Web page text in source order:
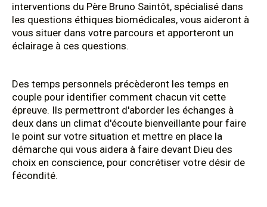
interventions du Père Bruno Saintôt, spécialisé dans
les questions éthiques biomédicales, vous aideront à
vous situer dans votre parcours et apporteront un
éclairage à ces questions.
Des temps personnels précèderont les temps en
couple pour identifier comment chacun vit cette
épreuve. Ils permettront d'aborder les échanges à
deux dans un climat d'écoute bienveillante pour faire
le point sur votre situation et mettre en place la
démarche qui vous aidera à faire devant Dieu des
choix en conscience, pour concrétiser votre désir de
fécondité.